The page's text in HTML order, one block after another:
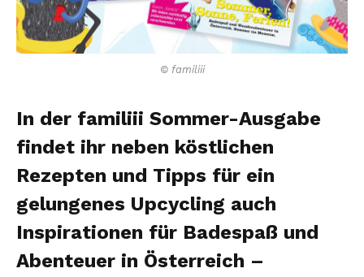
© familiii
In der familiii Sommer-Ausgabe
findet ihr neben köstlichen
Rezepten und Tipps für ein
gelungenes Upcycling auch
Inspirationen für Badespaß und
Abenteuer in Österreich –